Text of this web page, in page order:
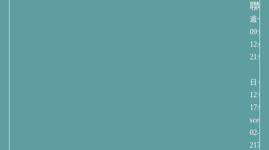
聯
週一
09:00-
21:00
日
17:00
02-
2171